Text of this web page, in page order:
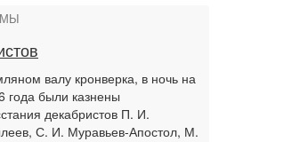
валу кронверка, в ночь на
года были казнены
декабристов П. И.
С. И. Муравьев-Апостол, М.